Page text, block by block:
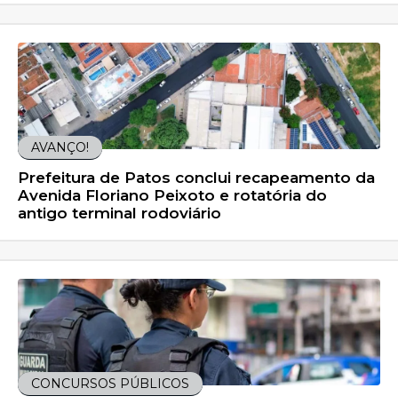
AVANÇO!
Prefeitura de Patos conclui recapeamento da
Avenida Floriano Peixoto e rotatória do
antigo terminal rodoviário
CONCURSOS PÚBLICOS